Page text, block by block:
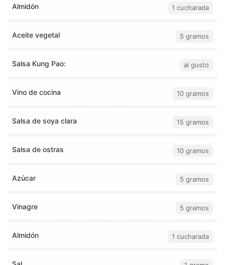
Almidón 1 cucharada
Aceite vegetal 5 gramos
Salsa Kung Pao: al gusto
Vino de cocina 10 gramos
Salsa de soya clara 15 gramos
Salsa de ostras 10 gramos
Azúcar 5 gramos
Vinagre 5 gramos
Almidón 1 cucharada